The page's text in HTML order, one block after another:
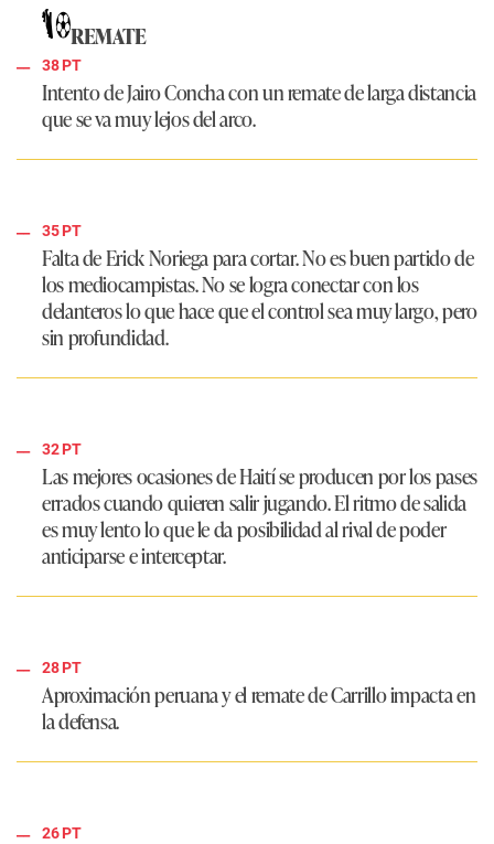
REMATE
38 PT
Intento de Jairo Concha con un remate de larga distancia
que se va muy lejos del arco.
35 PT
Falta de Erick Noriega para cortar. No es buen partido de
los mediocampistas. No se logra conectar con los
delanteros lo que hace que el control sea muy largo, pero
sin profundidad.
32 PT
Las mejores ocasiones de Haití se producen por los pases
errados cuando quieren salir jugando. El ritmo de salida
es muy lento lo que le da posibilidad al rival de poder
anticiparse e interceptar.
28 PT
Aproximación peruana y el remate de Carrillo impacta en
la defensa.
26 PT